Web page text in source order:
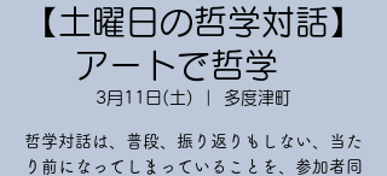
【土曜日の哲学対話】
アートで哲学
3月11日(土) 多度津町
哲学対話は、普段、振り返りもしない、当た
り前になってしまっていることを、参加者同